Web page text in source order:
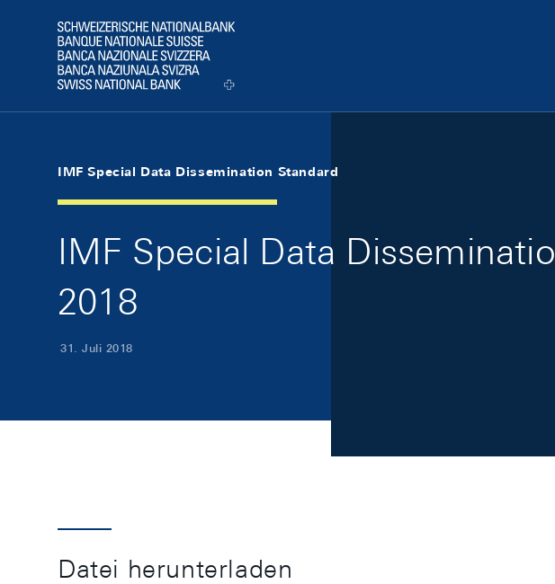
Logo
IMF Special Data Dissemination Standard
IMF Special Data
2018
31. Juli 2018
Datei herunterladen